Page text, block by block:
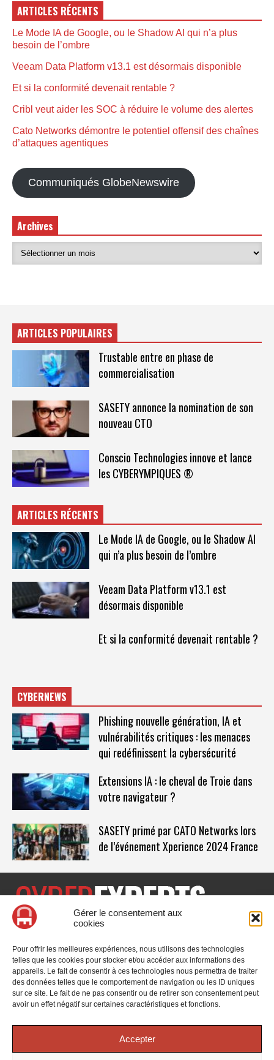
Gérer le consentement aux
cookies
Pour offrir les meilleures expériences, nous utilisons des technologies
telles que les cookies pour stocker et/ou accéder aux informations des
appareils. Le fait de consentir à ces technologies nous permettra de traiter
des données telles que le comportement de navigation ou les ID uniques
sur ce site. Le fait de ne pas consentir ou de retirer son consentement peut
avoir un effet négatif sur certaines caractéristiques et fonctions.
Accepter
ARTICLES RÉCENTS
Le Mode IA de Google, ou le Shadow AI qui n’a plus
besoin de l’ombre
Veeam Data Platform v13.1 est désormais disponible
Et si la conformité devenait rentable ?
Cribl veut aider les SOC à réduire le volume des alertes
Cato Networks démontre le potentiel offensif des chaînes
d’attaques agentiques
Communiqués GlobeNewswire
Archives
ARTICLES POPULAIRES
Trustable entre en phase de
commercialisation
SASETY annonce la nomination de son
nouveau CTO
Conscio Technologies innove et lance
les CYBERYMPIQUES ®
ARTICLES RÉCENTS
Le Mode IA de Google, ou le Shadow AI
qui n’a plus besoin de l’ombre
Veeam Data Platform v13.1 est
désormais disponible
Et si la conformité devenait rentable ?
CYBERNEWS
Phishing nouvelle génération, IA et
vulnérabilités critiques : les menaces
qui redéfinissent la cybersécurité
Extensions IA : le cheval de Troie dans
votre navigateur ?
SASETY primé par CATO Networks lors
de l’événement Xperience 2024 France
CyberExperts.tech est un média dédié à la sécurité informatique
l'actualité, des retours d'utilisateurs, des évènements, des livres
blancs et les nominations du secteur. Retrouvez toutes les
informations sur les innovations en cybersécurité.
Vous cherchez quelque chose ?